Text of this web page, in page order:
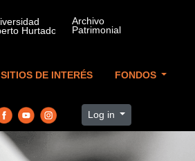
SITIOS DE INTERÉS FONDOS
Log in